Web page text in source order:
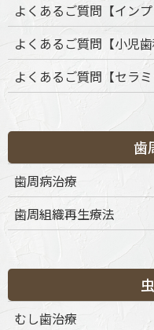
カ
テ
よくあるご質問【インプ
よくあるご質問【小児歯
よくあるご質問【セラミ
歯
歯周病治療
歯周組織再生療法
むし歯治療